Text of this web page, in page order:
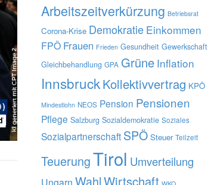
Arbeitszeitverkürzung Betriebsrat
Corona-Krise Demokratie Einkommen
FPÖ Frauen Frieden Gesundheit Gewerkschaft
Gleichbehandlung GPA Grüne Inflation
InnsbruckKollektivvertrag KPÖ
Mindestlohn NEOS Pension Pensionen
Pflege Salzburg Sozialdemokratie Soziales
Sozialpartnerschaft SPÖ Steuer Teilzeit
TeuerungTirol Umverteilung
Ungarn WahlWirtschaft